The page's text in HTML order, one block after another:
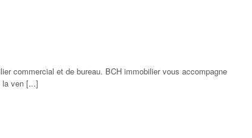
commercial et de bureau. BCH immobilier vous accompagne
ven [...]